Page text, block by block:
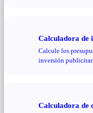
Calculadora de
Calcule los
inversión
Calculadora de